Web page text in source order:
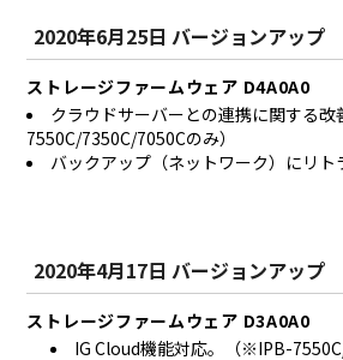
2020年6月25日 バージョンアップ
ストレージファームウェア D4A0A0
クラウドサーバーとの連携に関する
7550C/7350C/7050Cのみ）
バックアップ（ネットワーク）にリト
2020年4月17日 バージョンアップ
ストレージファームウェア D3A0A0
IG Cloud機能対応。（※IPB-